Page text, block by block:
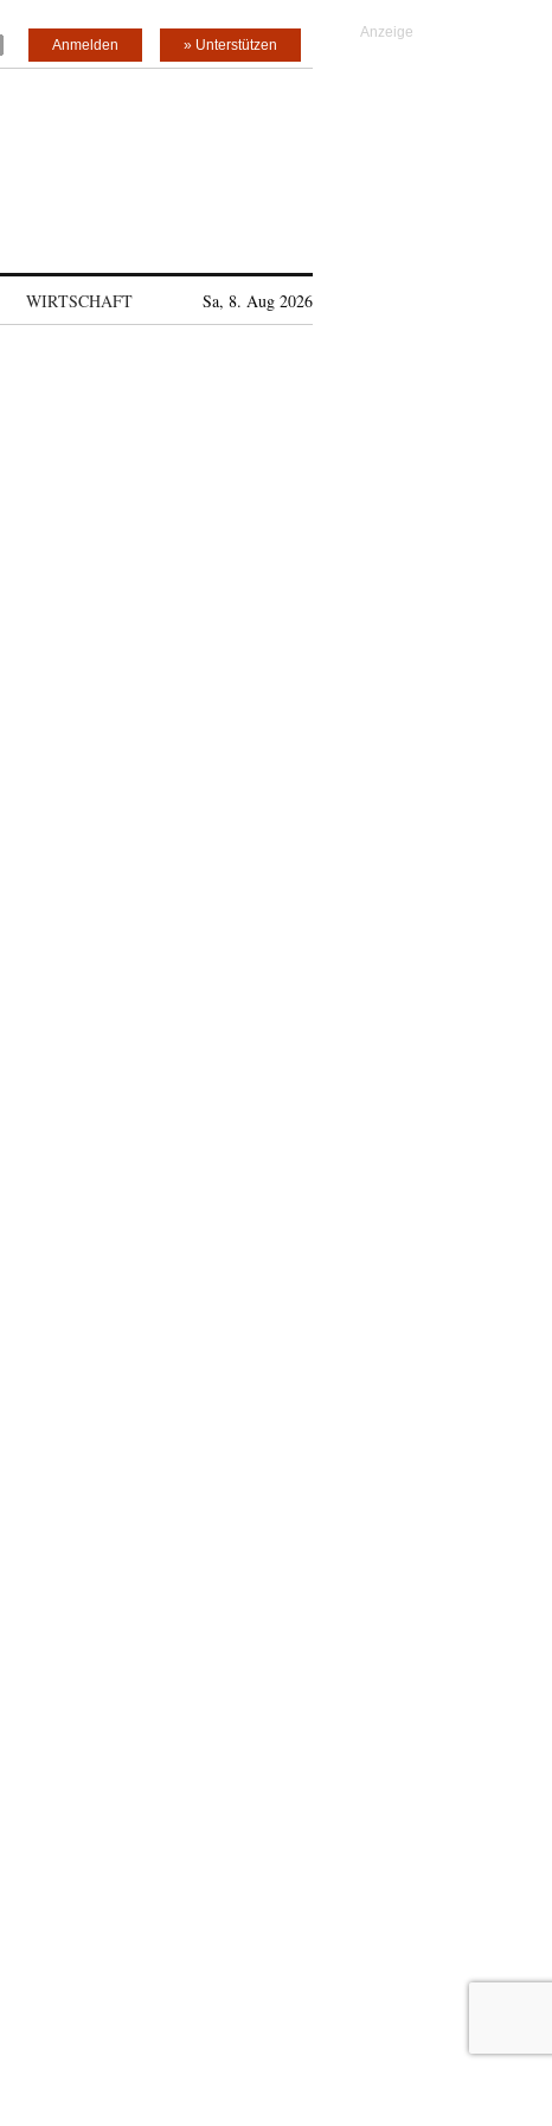
» Unterstützen
Anmelden
WIRTSCHAFT Sa, 8. Aug 2026